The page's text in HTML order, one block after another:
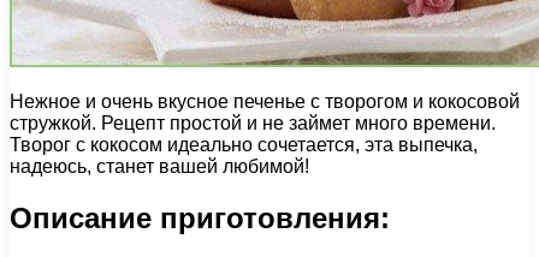
Нежное и очень вкусное печенье с творогом и кокосовой
стружкой. Рецепт простой и не займет много времени.
Творог с кокосом идеально сочетается, эта выпечка,
надеюсь, станет вашей любимой!
Описание приготовления: